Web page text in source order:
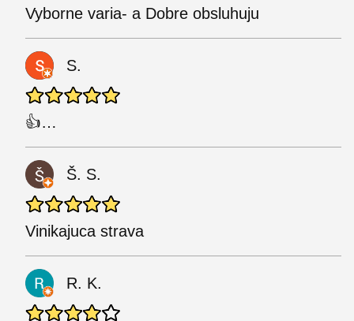
Vyborne varia- a Dobre obsluhuju
S.
👍…
Š. S.
Vinikajuca strava
R. K.